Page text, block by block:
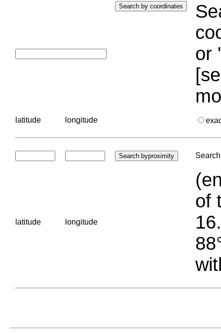
or
latitude longitude
latitude longitude
of